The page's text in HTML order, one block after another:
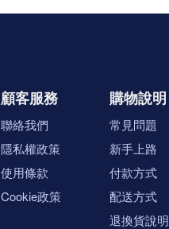
顧客服務
聯絡我們
隱私權政策
使用條款
Cookie政策
購物說明
常見問題
新手上路
付款方式
配送方式
退換貨說明